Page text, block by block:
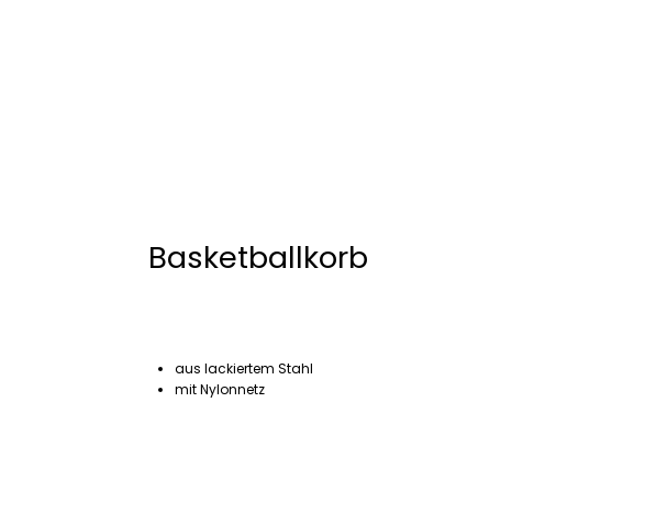
Basketballkorb
aus lackiertem Stahl
mit Nylonnetz